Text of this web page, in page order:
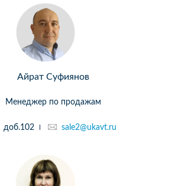
Айрат Суфиянов
Менеджер по продажам
доб.102 sale2@ukavt.ru